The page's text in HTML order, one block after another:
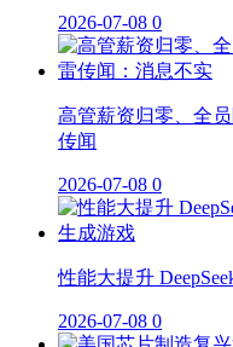
2026-07-08 0
高管薪资归零、全
传闻
2026-07-08 0
性能大提升
2026-07-08 0